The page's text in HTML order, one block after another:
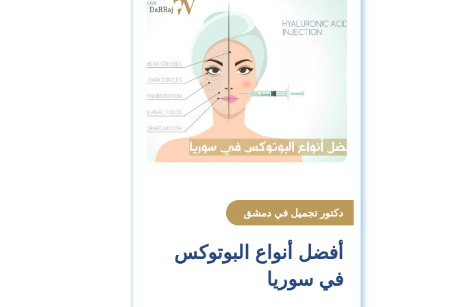
دكتور تجميل في دمشق
أفضل أنواع البوتوكس
في سوريا